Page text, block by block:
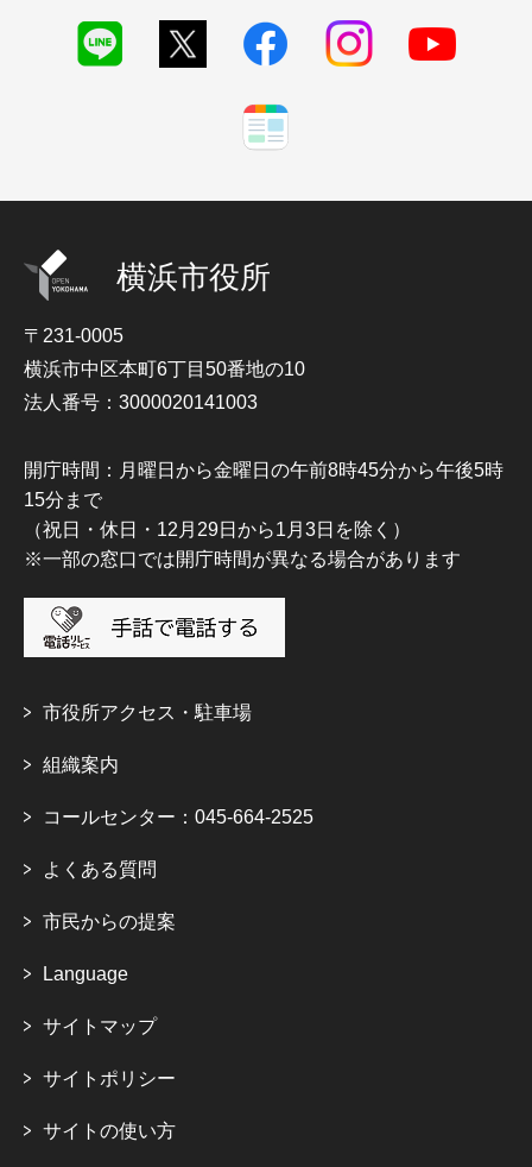
横浜市役所
〒231-0005
横浜市中区本町6丁目50番地の10
法人番号：3000020141003
開庁時間：月曜日から金曜日の午前8時45分から午後5時
15分まで
（祝日・休日・12月29日から1月3日を除く）
※一部の窓口では開庁時間が異なる場合があります
市役所アクセス・駐車場
組織案内
コールセンター：045-664-2525
よくある質問
市民からの提案
Language
サイトマップ
サイトポリシー
サイトの使い方